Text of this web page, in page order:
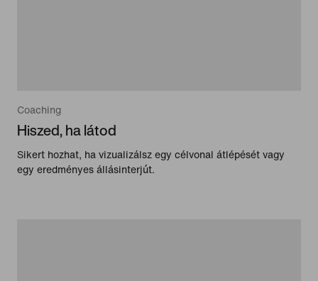
Coaching
Hiszed, ha látod
Sikert hozhat, ha vizualizálsz egy célvonal átlépését vagy
egy eredményes állásinterjút.